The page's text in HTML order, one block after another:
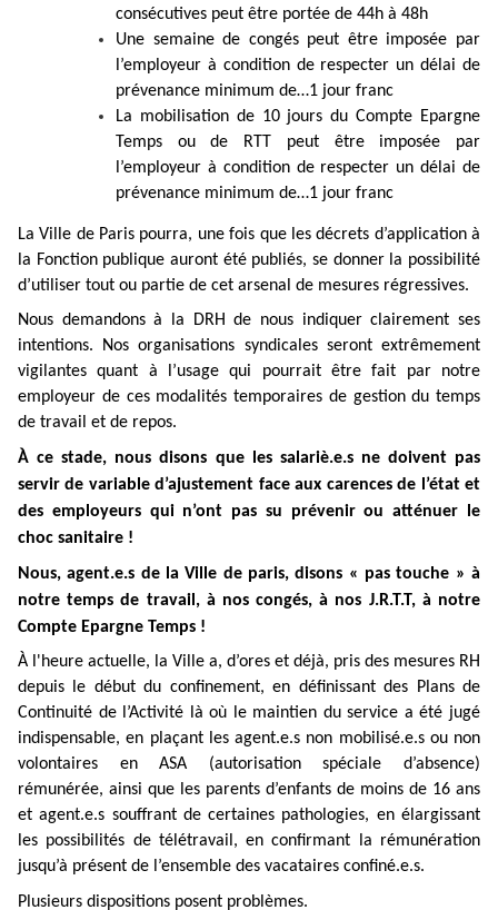
consécutives peut être portée de 44h à 48h
Une semaine de congés peut être imposée par
l’employeur à condition de respecter un délai de
prévenance minimum de…1 jour franc
La mobilisation de 10 jours du Compte Epargne
Temps ou de RTT peut être imposée par
l’employeur à condition de respecter un délai de
prévenance minimum de…1 jour franc
La Ville de Paris pourra, une fois que les décrets d’application à
la Fonction publique auront été publiés, se donner la possibilité
d’utiliser tout ou partie de cet arsenal de mesures régressives.
Nous demandons à la DRH de nous indiquer clairement ses
intentions. Nos organisations syndicales seront extrêmement
vigilantes quant à l’usage qui pourrait être fait par notre
employeur de ces modalités temporaires de gestion du temps
de travail et de repos.
À ce stade, nous disons que les salariè.e.s ne doivent pas
servir de variable d’ajustement face aux carences de l’état et
des employeurs qui n’ont pas su prévenir ou atténuer le
choc sanitaire !
Nous, agent.e.s de la Ville de paris, disons « pas touche » à
notre temps de travail, à nos congés, à nos J.R.T.T, à notre
Compte Epargne Temps !
À l'heure actuelle, la Ville a, d’ores et déjà, pris des mesures RH
depuis le début du confinement, en définissant des Plans de
Continuité de l’Activité là où le maintien du service a été jugé
indispensable, en plaçant les agent.e.s non mobilisé.e.s ou non
volontaires en ASA (autorisation spéciale d’absence)
rémunérée, ainsi que les parents d’enfants de moins de 16 ans
et agent.e.s souffrant de certaines pathologies, en élargissant
les possibilités de télétravail, en confirmant la rémunération
jusqu’à présent de l’ensemble des vacataires confiné.e.s.
Plusieurs dispositions posent problèmes.